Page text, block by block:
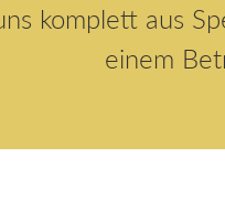
komplett aus
einem